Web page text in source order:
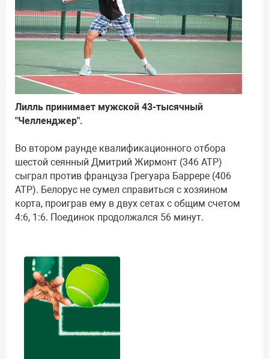
Лилль принимает мужской 43-тысячный
"Челленджер".
Во втором раунде квалификационного отбора
шестой сеянный Дмитрий Жирмонт (346 АТР)
сыграл против француза Грегуара Баррере (406
АТР). Белорус не сумел справиться с хозяином
корта, проиграв ему в двух сетах с общим счетом
4:6, 1:6. Поединок продолжался 56 минут.